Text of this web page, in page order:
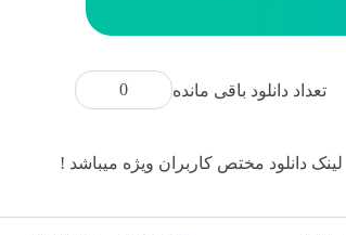
تعداد دانلود باقی مانده 0
لینک دانلود مختص کاربران ویژه میباشد !